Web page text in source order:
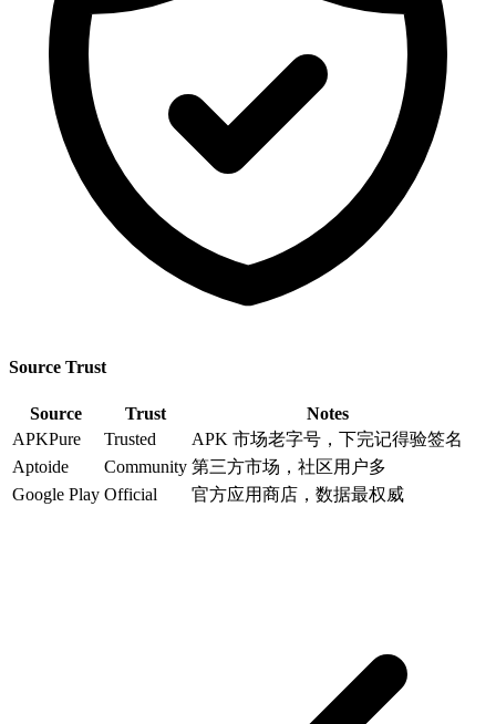
Source Trust
Source Trust
Notes
APKPure
Trusted
APK 市场老字号，下完记得验签名
Aptoide
Community 第三方市场，社区用户多
Google Play Official 官方应用商店，数据最权威